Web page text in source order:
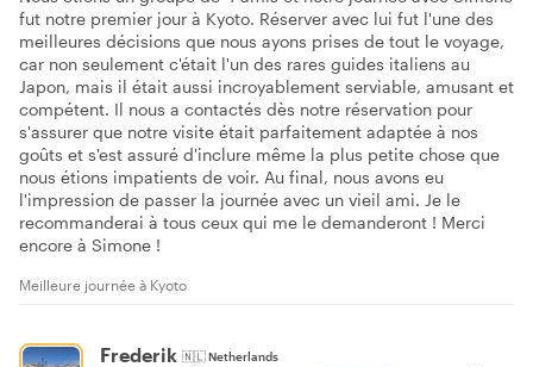
fut notre premier jour à Kyoto. Réserver avec lui fut l'une des
meilleures décisions que nous ayons prises de tout le voyage,
car non seulement c'était l'un des rares guides italiens au
Japon, mais il était aussi incroyablement serviable, amusant et
compétent. Il nous a contactés dès notre réservation pour
s'assurer que notre visite était parfaitement adaptée à nos
goûts et s'est assuré d'inclure même la plus petite chose que
nous étions impatients de voir. Au final, nous avons eu
l'impression de passer la journée avec un vieil ami. Je le
recommanderai à tous ceux qui me le demanderont ! Merci
encore à Simone !
Meilleure journée à Kyoto
Frederik 🇳🇱Netherlands